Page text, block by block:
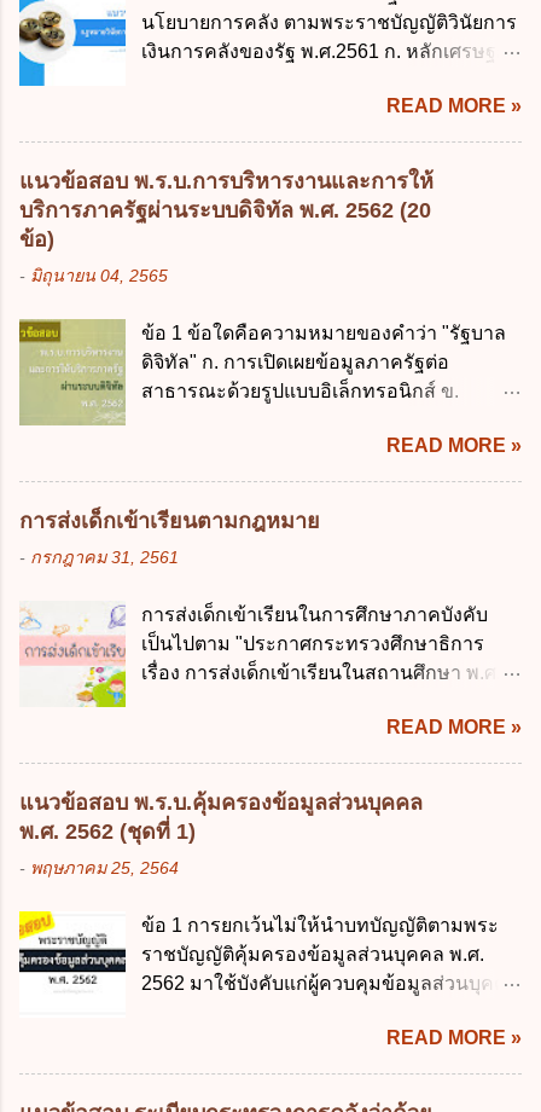
203 ลงวันที่ 31 สิงหาคม 2515 ข้อ 3. ข้อใดไม่
ถูกต้อง 1. นายกรัฐมนตรีมีอำนาจออกกฎเพื่อ
ประมาณ พ.ศ. 2561 2. นายกรัฐมนตรีเป็นผู้
รักษาการตามพระราช บัญญัติวิธีการงบ
ประมาณ พ.ศ. 2561 3. รัฐมนตรีว่าการ
กระทรวงการคลัง เป็นผู้รักษาการตามพระ
โปร่งใสและตรวจสอบได้ ข้อ 4. พระราช
บัญญัติวิธีการงบประมาณ พ.ศ. 2561 บัญญัติ
ให้การบริหา...
นโยบายการคลัง ตามพระราชบัญญัติวินัยการ
เงินการคลังของรัฐ พ.ศ.2561 ก. หลักเศรษฐกิจ
เศรษฐกิจ ค. หลักการพัฒนาทางเศรษฐกิจ
อย่างยั่งยืน ง. หลักความเป็นธรรมในสังคม ข้อ
2 สัดส่วนหนี้สาธารณะต่อผลิตภัณฑ์มวลรวม
ในประเทศเพื่อใช้เป็นกรอบในการบริหารหนี้
สาธารณะเป็นไปตามข้อใด ก. ไม่เกินร้อยละ 5
เกินร้อยละ 60 ข้อ 3 กฎหมายว่าด้วยวินัยการ
กฎหมายที่ให้จัดเก็บภาษีอากรหรือค่า
ธรรมเนียมเพิ่มขึ้นจากที่กำหนดไว้ในกฎหมาย
เพื่อการนำไปใช้จ่ายตามวัตถุประสงค์หรือเพื่อ
ข้อใด ก. เป็นไปตามความต้องการของชุมชน
ข. เพื่อป็นรายได้ขององค์กรปกครองส่วนท้อง
ถิ่น ค. มีเหตุจำเป็นหรือเหตุฉุกเฉินที่มิอาจหลีก
ปานกลางที่คณะรัฐมนตรีเห็นชอบแล้วไปใช้
ประกอบการพิจารณาในเรื่องต่อไปนี้ ยกเว้น
ข้อใด ก. การจัดเก็บหรือหารายได้ ข. การ
READ MORE »
แนวข้อสอบ พ.ร.บ.การบริหารงานและการให้
บริการภาครัฐผ่านระบบดิจิทัล พ.ศ. 2562 (20
ข้อ)
- มิถุนายน 04, 2565
ข้อ 1 ข้อใดคือความหมายของคำว่า "รัฐบาล
ดิจิทัล" ก. การเปิดเผยข้อมูลภาครัฐต่อ
สาธารณะด้วยรูปแบบอิเล็กทรอนิกส์ ข.
การบริหารงาน การให้บริการ การบูรณาการ
ข้อมูลภาครัฐ ค. วิธีการนำสัญลักษณ์ศูนย์และ
หนึ่ง เพื่อใช้สร้างระบบต่าง ๆ ง. สำนักงาน
พัฒนารัฐบาลดิจิทัล (องค์การมหาชน) ข้อ 2
การบริหารงานภาครัฐและการจัดทำบริการ
ดังต่อไปนี้ ยกเว้น ข้อใด ก. ให้มีการใช้ระบบ
ดิจิทัลอย่างคุ้มค่าและเต็มศักยภาพ ข. พัฒนา
โครงสร้างพื้นฐานด้านดิจิทัลที่จำเป็นให้เป็นไป
เครือข่ายดิจิทัล ง. เพิ่มประสิทธิภาคในการใช้
จ่ายงบประมาณให้เกิดความคุ้มค่าและเป็นไป
ตามเป้าหมาย ข้อ 3 ข้อใดกล่าวได้ถูกต้องที่สุด
เกี่ยวกับ "แผนพัฒนารัฐบาลดิจิทัล" ก. เป็นธร
รับผิดชอบในการบริหารจัดการข้อมูลของ
หน่วยงานของรัฐ ง. กำหนดกรอบและทิศทาง
การบริหารงานภาครัฐและการจัดทำบริการ
สาธารณะในรูปแบบดิจิทัล ข้อ 4 กรรมการ
พัฒนารัฐบาลดิจิทัลโดยตำแหน่ง ม...
READ MORE »
การส่งเด็กเข้าเรียนตามกฎหมาย
- กรกฎาคม 31, 2561
การส่งเด็กเข้าเรียนในการศึกษาภาคบังคับ
เป็นไปตาม "ประกาศกระทรวงศึกษาธิการ
เรื่อง การส่งเด็กเข้าเรียนในสถานศึกษา พ.ศ.
เรื่อง หลักเกณฑ์และวิธีการปฏิบัติสำหรับผู้ที่
มิใช่ผู้ปกครองซึ่งมีเด็กที่มีอายุในเกณฑ์การ
ศึกษาภาคบังคับอาศัยอยู่" ออกตามความใน
พระราชบัญญัติการศึกษาภาคบังคับ พ.ศ.
2545 ซึ่งเป็นกฎหมายที่มีโทษทางอาญา โดย
มีสาระสำคัญดังนี้ 1. คำว่า "เด็ก" หมายถึง เด็ก
เว้นแต่เด็กที่สอบได้ชั้นปีที่ 9 ของการศึกษา
ภาคบังคับแล้ว 2. ผู้ปกครอง คือ 2.1 บิดา
มารดา 2.2 บิดาหรือมารดา ซึ่งเป็นผู้ใช้
กฎหมายแพ่งและพาณิชย์ 2.4 บุคคลที่เด็ก
อยู่ด้วยเป็นประจำหรือที่เด็กอยู่รับใช้การงาน
3. ผู้ปกครองดังกล่าว มีหน้าที่ ส่งเด็กเข้าเรียน
READ MORE »
แนวข้อสอบ พ.ร.บ.คุ้มครองข้อมูลส่วนบุคคล
พ.ศ. 2562 (ชุดที่ 1)
- พฤษภาคม 25, 2564
ข้อ 1 การยกเว้นไม่ให้นำบทบัญญัติตามพระ
ราชบัญญัติคุ้มครองข้อมูลส่วนบุคคล พ.ศ.
2562 มาใช้บังคับแก่ผู้ควบคุมข้อมูลส่วนบุคคล
ข. พระราชกำหนด ค. พระราชกฤษฎีกา ง. กฎ
กระทรวง ข้อ 2 กฎหมายตามข้อ 1 กำหนด
หน่วยงานและกิจการใดที่ผู้ควบคุมข้อมูลส่วน
READ MORE »